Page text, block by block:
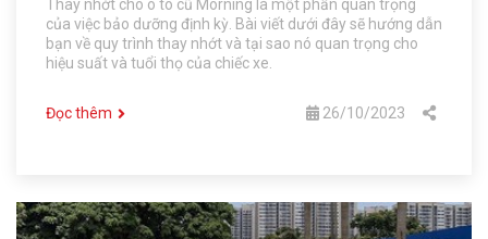
Thay nhớt cho ô tô cũ Morning là một phần quan trọng
của việc bảo dưỡng định kỳ. Bài viết dưới đây sẽ hướng dẫn
bạn về quy trình thay nhớt và tại sao nó quan trọng cho
hiệu suất và tuổi thọ của chiếc xe.
Đọc thêm 26/10/2023